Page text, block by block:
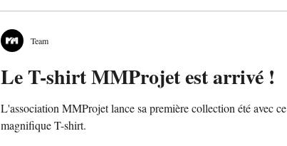
Le T-shirt MMProjet est arrivé !
L'association MMProjet lance sa première collection été avec ce
magnifique T-shirt.
Team